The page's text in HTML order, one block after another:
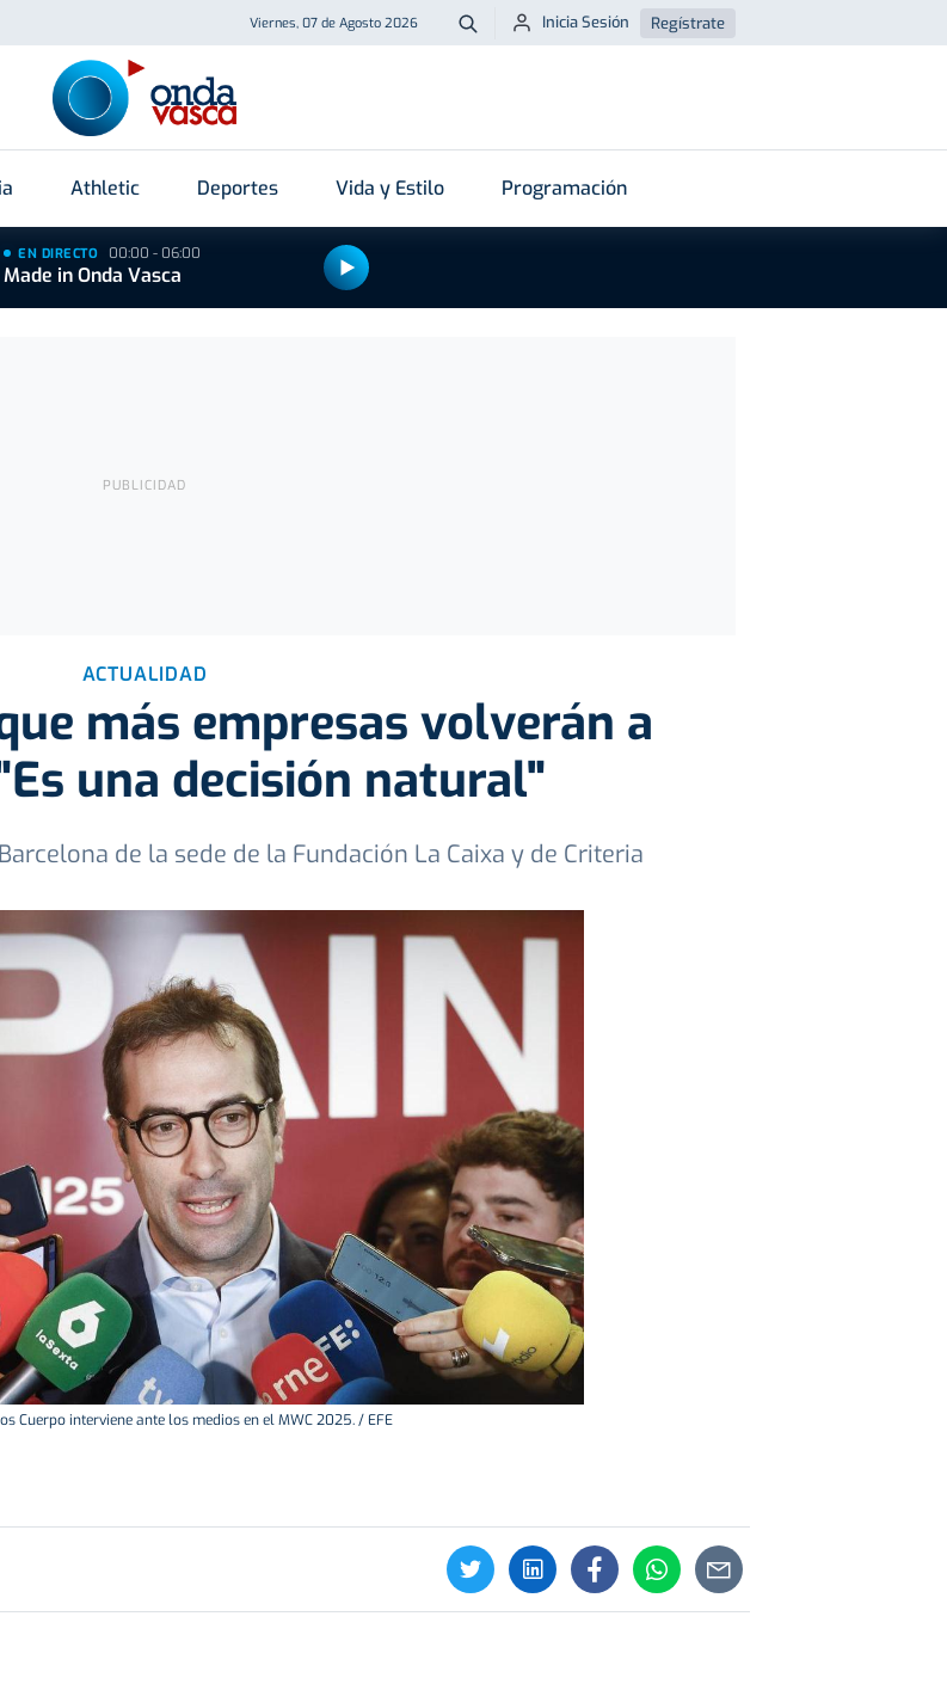
Viernes, 07 de Agosto 2026 Buscar
Inicia Sesión Regístrate
Athletic Deportes Vida y Estilo Programación
EN DIRECTO 00:00 - 06:00
Made in Onda Vasca
ACTUALIDAD
más empresas volverán a
una decisión natural"
de la sede de la Fundación La Caixa y de Criteria
Cuerpo interviene ante los medios en el MWC 2025. / EFE